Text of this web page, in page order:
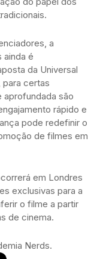
a
é
da Universal
para certas
aprofundada são
rápido e
pode redefinir o
de filmes em
em Londres
exclusivas para a
o filme a partir
de cinema.
Nerds.